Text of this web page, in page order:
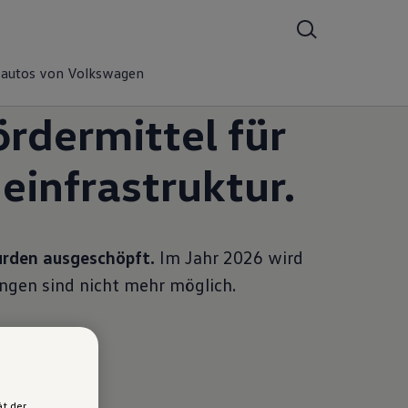
von Volkswagen
mittel für
infrastruktur.
ausgeschöpft. Im Jahr 2026 wird
sind nicht mehr möglich.